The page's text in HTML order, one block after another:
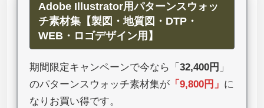
Adobe Illustrator用パターンスウォッ
チ素材集【製図・地質図・DTP・
WEB・ロゴデザイン用】
期間限定キャンペーンで今なら「 32,400円 」
のパターンスウォッチ素材集が 「 9,800円 」 に
なりお買い得です。